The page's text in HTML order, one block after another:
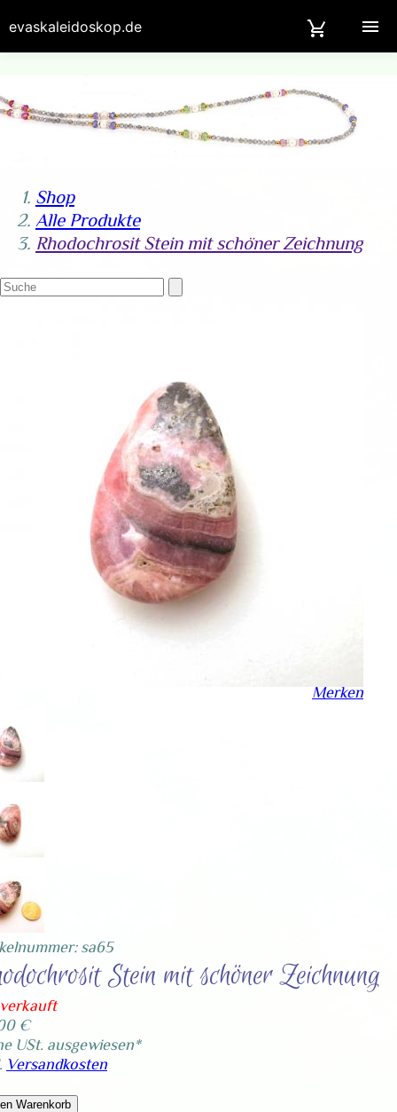
Shop
Alle Produkte
Rhodochrosit Stein mit schöner Zeichnung
Merken
sa65
Stein mit schöner Zeichnung
€
USt. ausgewiesen*
Versandkosten
Warenkorb
evaskaleidoskop.de